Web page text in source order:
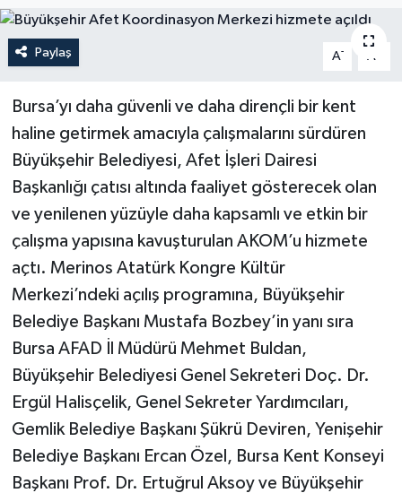
Paylaş A- A
Bursa’yı daha güvenli ve daha dirençli bir kent
haline getirmek amacıyla çalışmalarını sürdüren
Büyükşehir Belediyesi, Afet İşleri Dairesi
Başkanlığı çatısı altında faaliyet gösterecek olan
ve yenilenen yüzüyle daha kapsamlı ve etkin bir
çalışma yapısına kavuşturulan AKOM’u hizmete
açtı. Merinos Atatürk Kongre Kültür
Merkezi’ndeki açılış programına, Büyükşehir
Belediye Başkanı Mustafa Bozbey’in yanı sıra
Bursa AFAD İl Müdürü Mehmet Buldan,
Büyükşehir Belediyesi Genel Sekreteri Doç. Dr.
Ergül Halisçelik, Genel Sekreter Yardımcıları,
Gemlik Belediye Başkanı Şükrü Deviren, Yenişehir
Belediye Başkanı Ercan Özel, Bursa Kent Konseyi
Başkanı Prof. Dr. Ertuğrul Aksoy ve Büyükşehir